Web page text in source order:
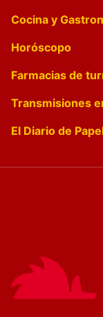
Cocina y
Horóscopo
Farmacias de
Transmisiones
El Diario de